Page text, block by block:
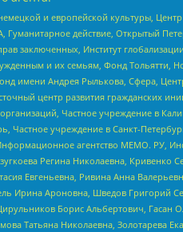
и европейской культуры,
действие, Открытый
заключенных, Институт
и их семьям, Фонд Тольятти,
имени Андрея Рылькова, Сфера,
центр развития гражданских
Частное учреждение в
Частное учреждение в Санкт-
агентство МЕМО. РУ,
Регина Николаевна,
Евгеньевна, Ривина Анна
Ирина Ароновна, Шведов Григорий
Борис Альбертович,
Татьяна Николаевна, Золотарева